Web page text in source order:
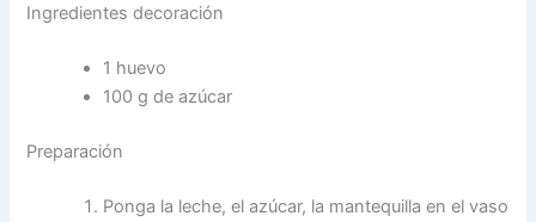
Ingredientes decoración
1 huevo
100 g de azúcar
Preparación
Ponga la leche, el azúcar, la mantequilla en el vaso